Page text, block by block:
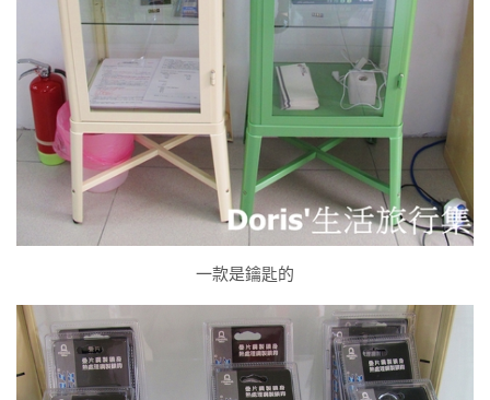
一款是鑰匙的